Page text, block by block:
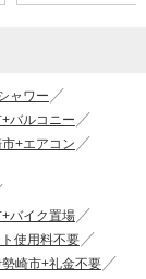
ャワー
バルコニー
+エアコン
バイク置場
使用料不要
崎市+礼金不要